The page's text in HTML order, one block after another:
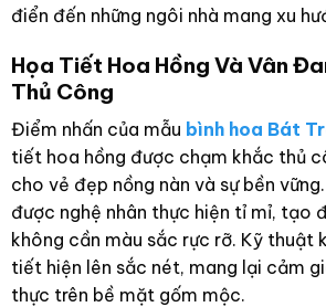
điển đến những ngôi nhà mang xu
Họa Tiết Hoa Hồng Và Vân
Thủ Công
Điểm nhấn của mẫu bình hoa Bát
tiết hoa hồng được chạm khắc thủ
cho vẻ đẹp nồng nàn và sự bền
được nghệ nhân thực hiện tỉ mỉ, tạo
không cần màu sắc rực rỡ. Kỹ thuật
tiết hiện lên sắc nét, mang lại cảm
thực trên bề mặt gốm mộc.